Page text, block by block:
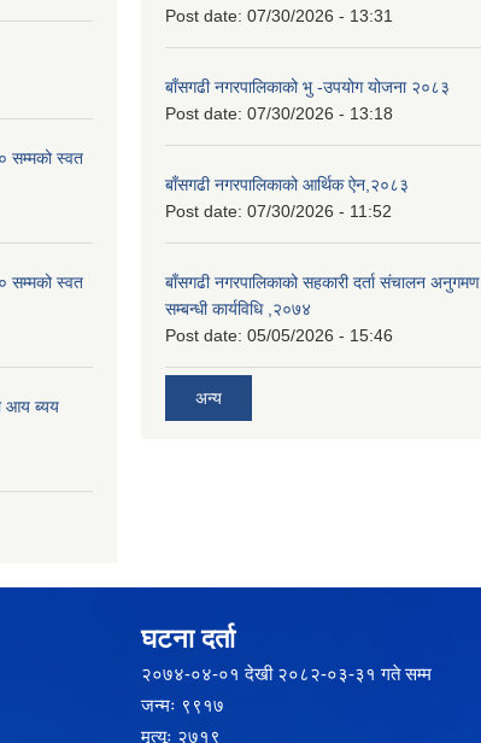
सम्मको स्वत
सम्मको स्वत
आय ब्यय
Post date: 07/30/2026 - 13:31
बाँसगढी नगरपालिकाको भु -उपयोग योजना २०८३
Post date: 07/30/2026 - 13:18
बाँसगढी नगरपालिकाको आर्थिक ऐन,२०८३
Post date: 07/30/2026 - 11:52
बाँसगढी नगरपालिकाको सहकारी दर्ता संचालन अनुगमण
सम्बन्धी कार्यविधि ,२०७४
Post date: 05/05/2026 - 15:46
अन्य
घटना दर्ता
२‍०७४-०४-०१ देखी २०८२-०३-३१ गते सम्म
जन्मः ९९१७
मृत्यूः २७१९